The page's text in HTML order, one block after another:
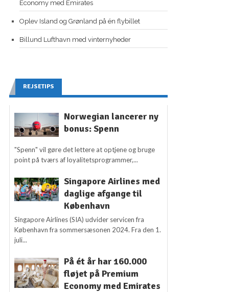
Economy med Emirates
Oplev Island og Grønland på én flybillet
Billund Lufthavn med vinternyheder
REJSETIPS
Norwegian lancerer ny
bonus: Spenn
"Spenn" vil gøre det lettere at optjene og bruge
point på tværs af loyalitetsprogrammer,...
Singapore Airlines med
daglige afgange til
København
Singapore Airlines (SIA) udvider servicen fra
København fra sommersæsonen 2024. Fra den 1.
juli...
På ét år har 160.000
fløjet på Premium
Economy med Emirates